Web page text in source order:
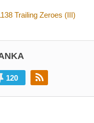
Trailing Zeroes (III)
120